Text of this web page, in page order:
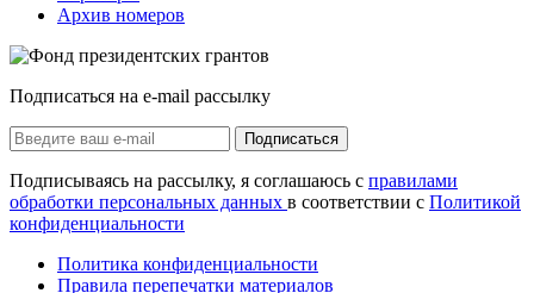
Архив номеров
Подписаться на e-mail рассылку
Подписаться
Подписываясь на рассылку, я соглашаюсь с правилами
обработки персональных данных в соответствии с Политикой
конфиденциальности
Политика конфиденциальности
Правила перепечатки материалов